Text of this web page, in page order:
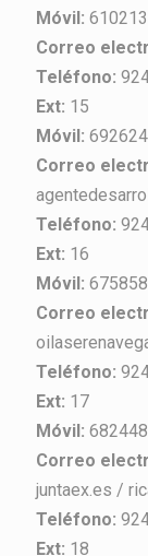
Móvil:
Correo
Teléfono:
Ext: 15
Móvil:
Correo
Teléfono:
Ext: 16
Móvil:
Correo
Teléfono:
Ext: 17
Móvil:
Correo
juntaex.es /
Teléfono:
Ext: 18